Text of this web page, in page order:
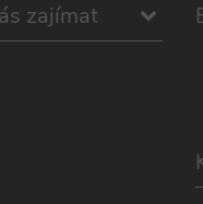
zajímat